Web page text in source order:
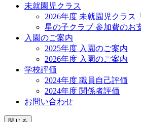
未就園児クラス
2026年度 未就園児クラス
星の子クラブ 参加費のお
入園のご案内
2025年度 入園のご案内
2026年度 入園のご案内
学校評価
2024年度 職員自己評価
2024年度 関係者評価
お問い合わせ